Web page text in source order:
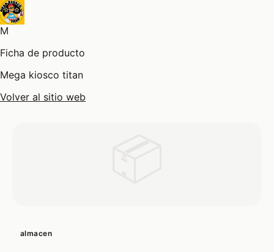
M
Ficha de producto
Mega kiosco titan
Volver al sitio web
almacen